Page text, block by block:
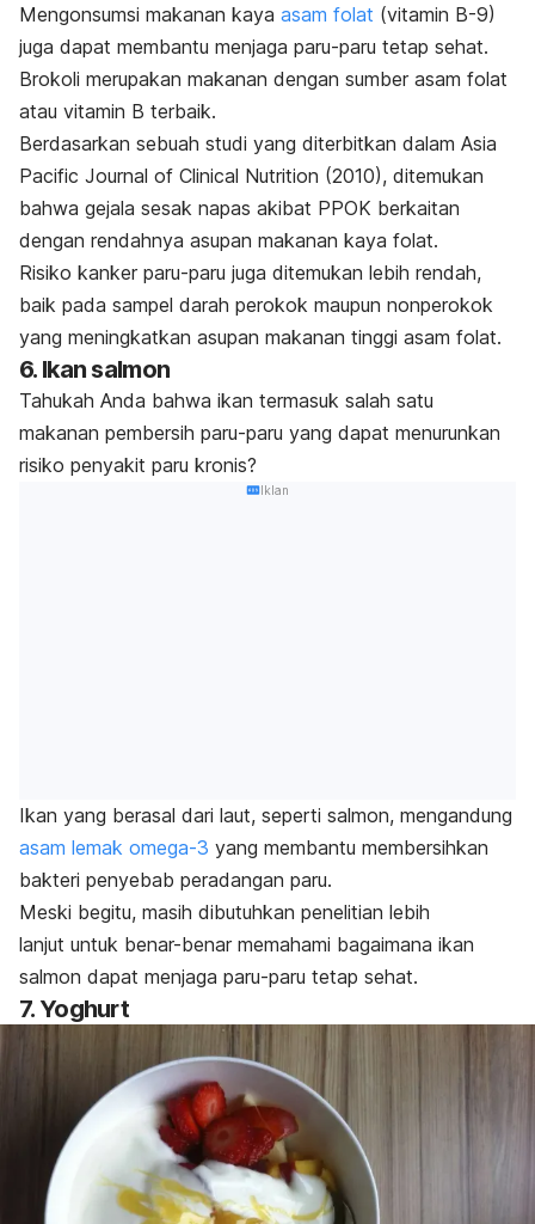
Mengonsumsi makanan kaya asam folat (vitamin B-9)
juga dapat membantu menjaga paru-paru tetap sehat.
Brokoli merupakan makanan dengan sumber asam folat
atau vitamin B terbaik.
Berdasarkan sebuah studi yang diterbitkan dalam Asia
Pacific Journal of Clinical Nutrition (2010), ditemukan
bahwa gejala sesak napas akibat PPOK berkaitan
dengan rendahnya asupan makanan kaya folat.
Risiko kanker paru-paru juga ditemukan lebih rendah,
baik pada sampel darah perokok maupun nonperokok
yang meningkatkan asupan makanan tinggi asam folat.
6. Ikan salmon
Tahukah Anda bahwa ikan termasuk salah satu
makanan pembersih paru-paru yang dapat menurunkan
risiko penyakit paru kronis?
Iklan
Ikan yang berasal dari laut, seperti salmon, mengandung
asam lemak omega-3 yang membantu membersihkan
bakteri penyebab peradangan paru.
Meski begitu, masih dibutuhkan penelitian lebih
lanjut untuk benar-benar memahami bagaimana ikan
salmon dapat menjaga paru-paru tetap sehat.
7. Yoghurt